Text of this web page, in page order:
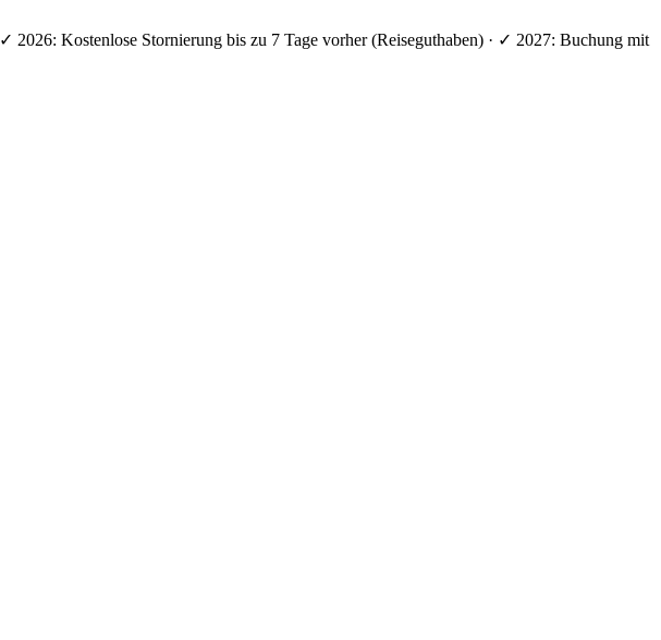
✓ 2026: Kostenlose Stornierung bis zu 7 Tage vorher (Reiseguthaben) · ✓ 2027: Buchung mit